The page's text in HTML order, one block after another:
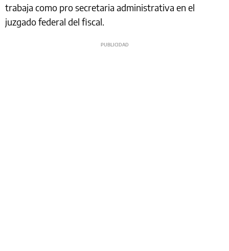
trabaja como pro secretaria administrativa en el
juzgado federal del fiscal.